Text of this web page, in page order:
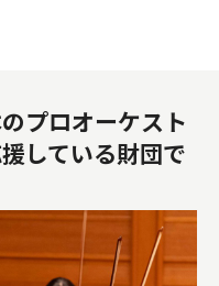
プロオーケスト
している財団で